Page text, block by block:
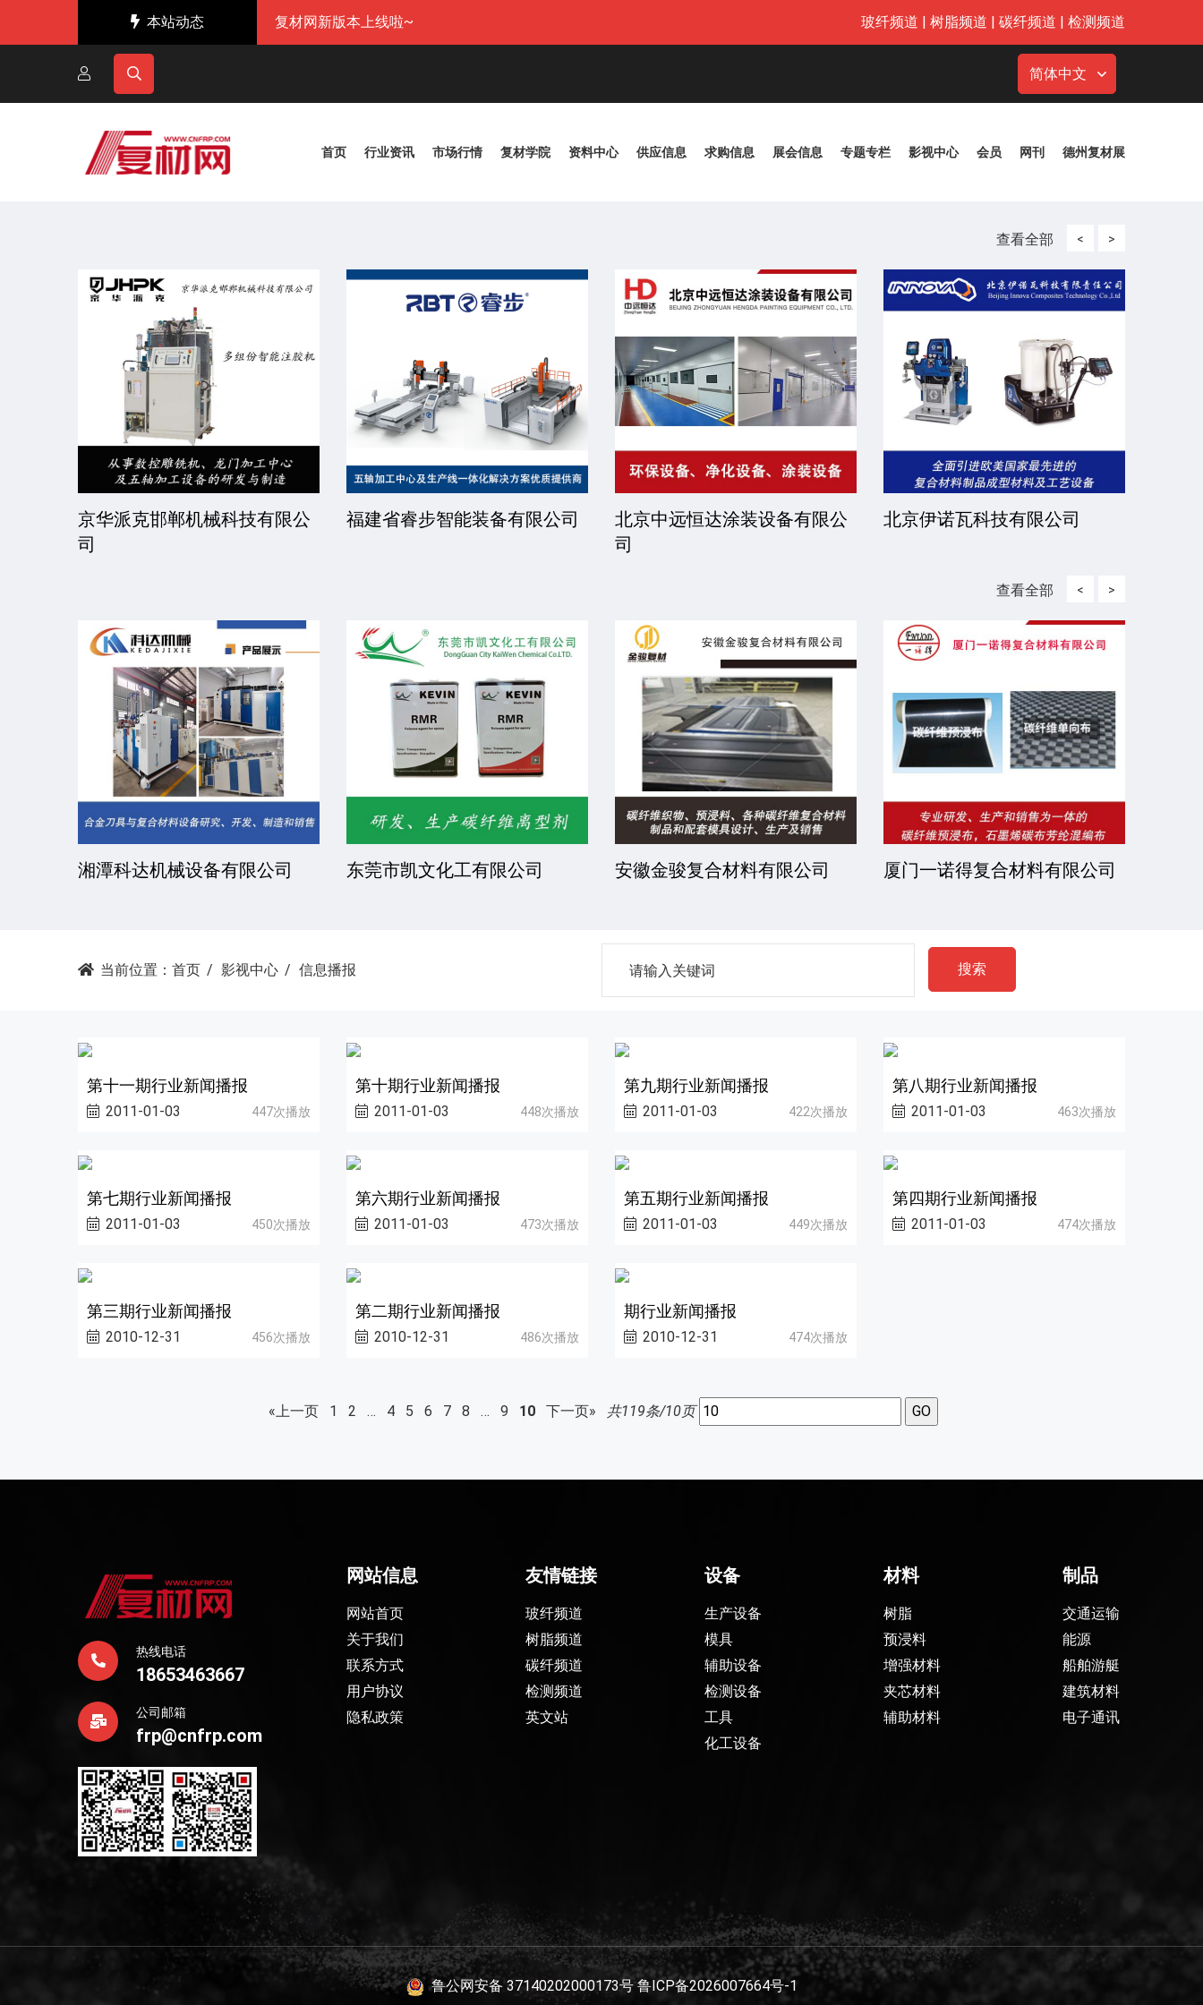
本站动态 复材网新版本上线啦~ 玻纤频道 | 树脂频道 | 碳纤频道 | 检测频道
简体中文
首页 行业资讯 市场行情 复材学院 资料中心 供应信息 求购信息 展会信息 专题专栏 影视中心 会员 网刊 德州复材展
查看全部 <
京华派克邯郸机械科技有限公
司
福建省睿步智能装备有限公司
北京中远恒达涂装设备有限公
司
北京伊诺瓦科技有限公司
>
查看全部 <
湘潭科达机械设备有限公司 东莞市凯文化工有限公司 安徽金骏复合材料有限公司 厦门一诺得复合材料有限公司
>
当前位置： 首页 影视中心 信息播报 搜索
第十一期行业新闻播报
2011-01-03 447次播放
第十期行业新闻播报
2011-01-03 448次播放
第九期行业新闻播报
2011-01-03 422次播放
第八期行业新闻播报
2011-01-03 463次播放
第七期行业新闻播报
2011-01-03 450次播放
第六期行业新闻播报
2011-01-03 473次播放
第五期行业新闻播报
2011-01-03 449次播放
第四期行业新闻播报
2011-01-03 474次播放
第三期行业新闻播报
2010-12-31 456次播放
第二期行业新闻播报
2010-12-31 486次播放
期行业新闻播报
2010-12-31 474次播放
«上一页 1 2 … 4 5 6 7 8 … 9 10 下一页» 共119条/10页
热线电话
18653463667
公司邮箱
frp@cnfrp.com
网站信息
网站首页
关于我们
联系方式
用户协议
隐私政策
友情链接
玻纤频道
树脂频道
碳纤频道
检测频道
英文站
设备
生产设备
模具
辅助设备
检测设备
工具
化工设备
材料
树脂
预浸料
增强材料
夹芯材料
辅助材料
制品
交通运输
能源
船舶游艇
建筑材料
电子通讯
鲁公网安备 37140202000173号 鲁ICP备2026007664号-1